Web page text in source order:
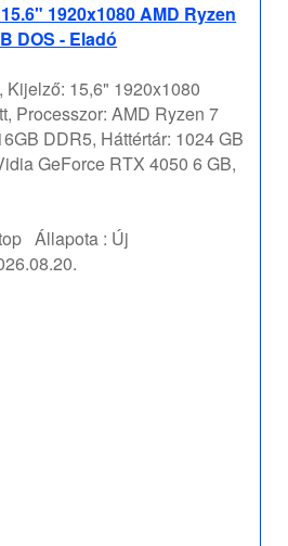
1920x1080 AMD Ryzen
DOS - Eladó
Kijelző: 15,6" 1920x1080
Processzor: AMD Ryzen 7
DDR5, Háttértár: 1024 GB
GeForce RTX 4050 6 GB,
Állapota : Új